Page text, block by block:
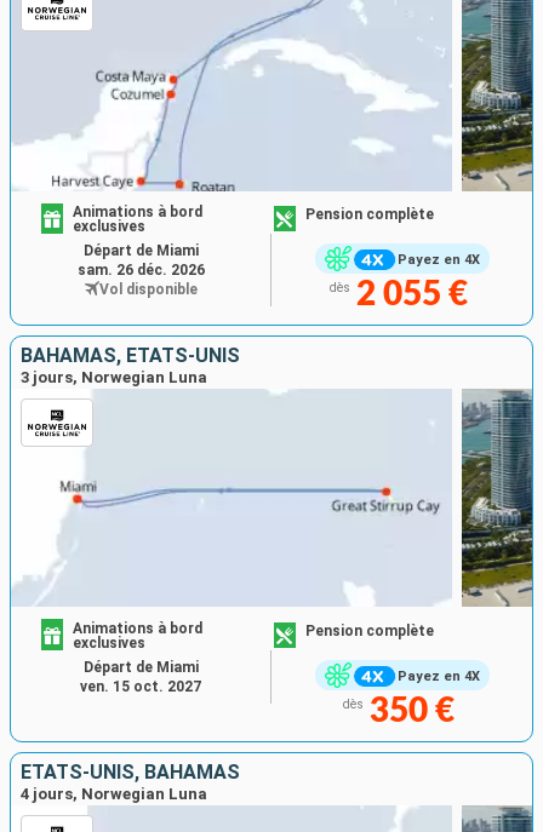
Payez en 4X
Animations à bord
exclusives
Pension complète
dès 2 055 €
Départ de Miami
sam. 26 déc. 2026
Vol disponible
BAHAMAS, ÉTATS-UNIS
3 jours, Norwegian Luna
Payez en 4X
Animations à bord
exclusives
Pension complète
dès 350 €
Départ de Miami
ven. 15 oct. 2027
ÉTATS-UNIS, BAHAMAS
4 jours, Norwegian Luna